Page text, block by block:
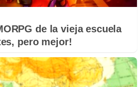
de la vieja escuela
pero mejor!